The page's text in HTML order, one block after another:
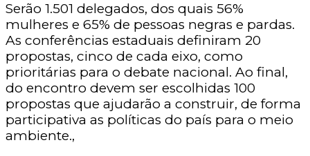
Serão 1.501 delegados, dos quais 56%
mulheres e 65% de pessoas negras e pardas.
As conferências estaduais definiram 20
propostas, cinco de cada eixo, como
prioritárias para o debate nacional. Ao final,
do encontro devem ser escolhidas 100
propostas que ajudarão a construir, de forma
participativa as políticas do país para o meio
ambiente.,